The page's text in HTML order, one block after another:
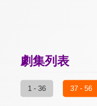
劇集列表
1 - 36 37 - 56